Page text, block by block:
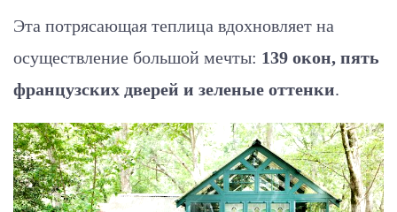
Эта потрясающая теплица вдохновляет на
осуществление большой мечты: 139 окон, пять
французских дверей и зеленые оттенки.